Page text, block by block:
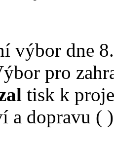
výbor dne
pro
tisk k
a dopravu